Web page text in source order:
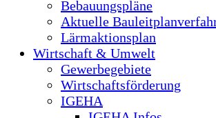
Bebauungspläne
Aktuelle
Lärmaktionsplan
Wirtschaft & Umwelt
Gewerbegebiete
Wirtschaftsförderung
IGEHA